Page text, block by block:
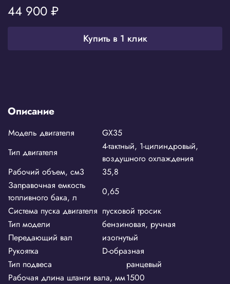
44 900 ₽
Купить в 1 клик
Описание
Модель двигателя
GX35
Тип двигателя
4-тактный, 1-цилиндровый,
воздушного охлаждения
Рабочий объем, см3
35,8
Заправочная емкость
топливного бака, л
0,65
Система пуска двигателя пусковой тросик
Тип модели
бензиновая, ручная
Передающий вал
изогнутый
Рукоятка
D-образная
Тип подвеса
ранцевый
Рабочая длина штанги вала, мм1500